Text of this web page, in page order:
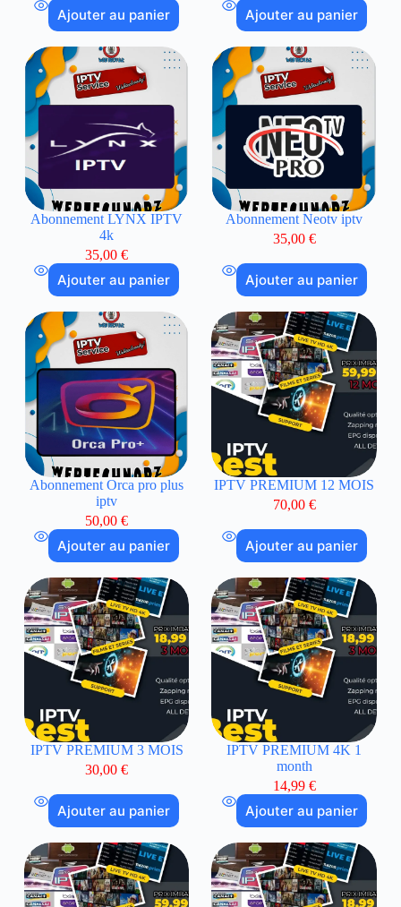
Ajouter au panier Ajouter au panier
Abonnement LYNX IPTV
4k
35,00€
Ajouter au panier
Abonnement Neotv iptv
35,00 €
Ajouter au panier
Abonnement Orca pro plus
iptv
50,00€
Ajouter au panier
IPTV PREMIUM 12 MOIS
70,00 €
Ajouter au panier
IPTV PREMIUM 3 MOIS
30,00€
Ajouter au panier
IPTV PREMIUM 4K 1
month
14,99 €
Ajouter au panier